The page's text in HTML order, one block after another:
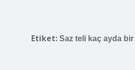
Etiket: Saz teli kaç ayda